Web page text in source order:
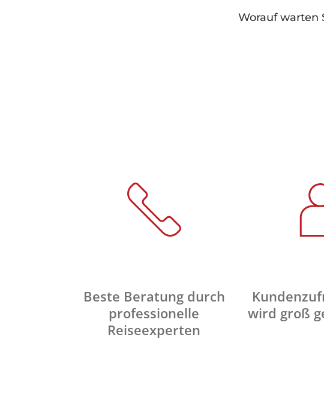
Worauf warten
Beste Beratung durch
professionelle
Reiseexperten
wird groß